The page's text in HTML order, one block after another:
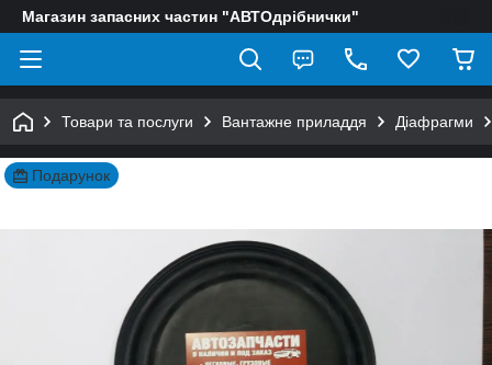
Магазин запасних частин "АВТОдрібнички"
Товари та послуги Вантажне приладдя Діафрагми
Подарунок